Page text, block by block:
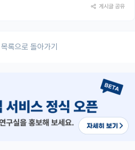
게시글 공유
목록으로 돌아가기